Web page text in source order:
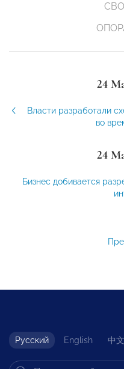
24
Власти разработали
во
24
Бизнес добивается
Русский English 中文